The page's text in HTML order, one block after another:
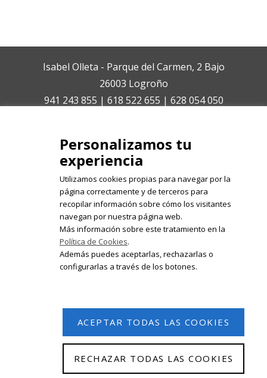
Isabel Olleta - Parque del Carmen, 2 Bajo
26003 Logroño
941 243 855 | 618 522 655 | 628 054 050
Registrate en nuestro boletín de
noticias
© 2026 Isabel Olleta. Todos los derechos reservados.
Personalizamos tu
experiencia
Utilizamos cookies propias para navegar por la
página correctamente y de terceros para
recopilar información sobre cómo los visitantes
navegan por nuestra página web.
Más información sobre este tratamiento en la
Política de Cookies.
Además puedes aceptarlas, rechazarlas o
configurarlas a través de los botones.
ACEPTAR TODAS LAS COOKIES
RECHAZAR TODAS LAS COOKIES